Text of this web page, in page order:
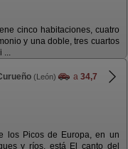
cinco habitaciones, cuatro
y una doble, tres cuartos
...
(León) a 34,7
los Picos de Europa, en un
y ríos, está El canto del